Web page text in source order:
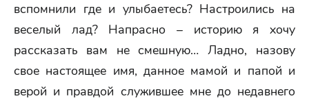
вспомнили где и улыбаетесь? Настроились на
веселый лад? Напрасно – историю я хочу
рассказать вам не смешную… Ладно, назову
свое настоящее имя, данное мамой и папой и
верой и правдой служившее мне до недавнего